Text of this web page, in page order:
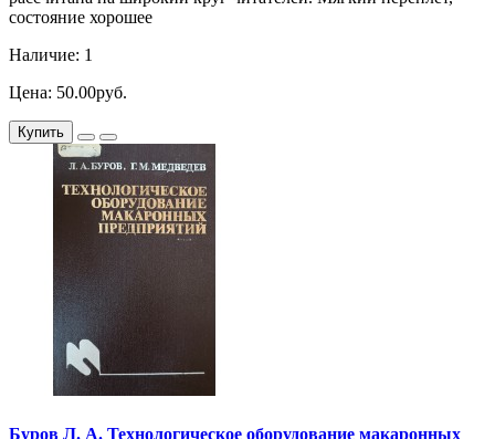
состояние хорошее
Наличие: 1
Цена: 50.00руб.
Купить
Буров Л. А. Технологическое оборудование макаронных